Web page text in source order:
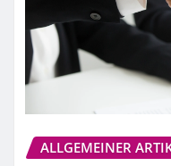
ALLGEMEINER